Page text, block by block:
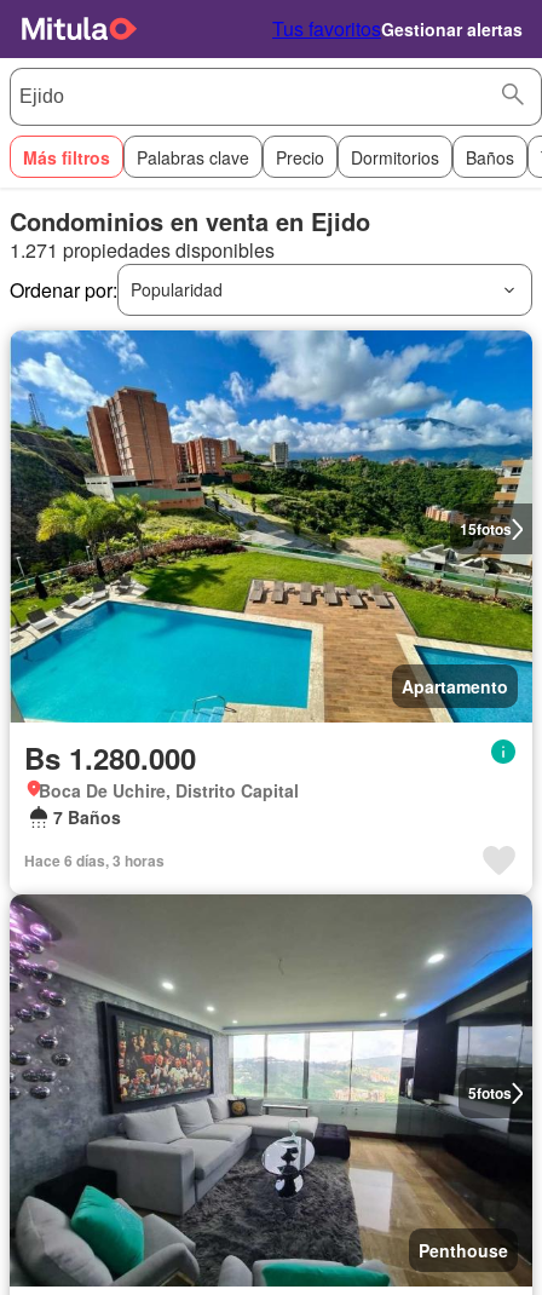
Tus favoritosGestionar alertas
Más filtros Palabras clave Precio Dormitorios Baños
Condominios en venta en Ejido
1.271 propiedades disponibles
Ordenar por:
Popularidad
15fotos
Apartamento
Bs 1.280.000
Boca De Uchire, Distrito Capital
7 Baños
Hace 6 días, 3 horas
5fotos
Penthouse